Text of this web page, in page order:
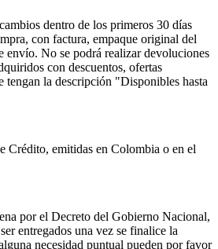
dentro de los primeros 30 días
con factura, empaque original del
envío. No se podrá realizar devoluciones
con descuentos, ofertas
tengan la descripción "Disponibles hasta
Crédito, emitidas en Colombia o en el
por el Decreto del Gobierno Nacional,
entregados una vez se finalice la
necesidad puntual pueden por favor